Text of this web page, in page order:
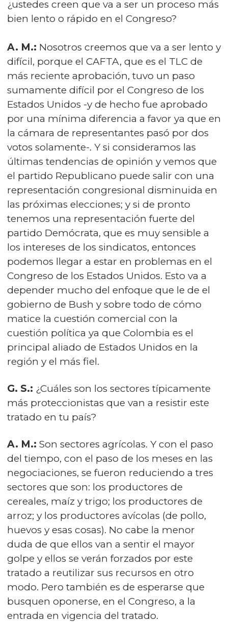
¿ustedes creen que va a ser un proceso más
bien lento o rápido en el Congreso?
A. M.: Nosotros creemos que va a ser lento y
difícil, porque el CAFTA, que es el TLC de
más reciente aprobación, tuvo un paso
sumamente difícil por el Congreso de los
Estados Unidos -y de hecho fue aprobado
por una mínima diferencia a favor ya que en
la cámara de representantes pasó por dos
votos solamente-. Y si consideramos las
últimas tendencias de opinión y vemos que
el partido Republicano puede salir con una
representación congresional disminuida en
las próximas elecciones; y si de pronto
tenemos una representación fuerte del
partido Demócrata, que es muy sensible a
los intereses de los sindicatos, entonces
podemos llegar a estar en problemas en el
Congreso de los Estados Unidos. Esto va a
depender mucho del enfoque que le de el
gobierno de Bush y sobre todo de cómo
matice la cuestión comercial con la
cuestión política ya que Colombia es el
principal aliado de Estados Unidos en la
región y el más fiel.
G. S.: ¿Cuáles son los sectores típicamente
más proteccionistas que van a resistir este
tratado en tu país?
A. M.: Son sectores agrícolas. Y con el paso
del tiempo, con el paso de los meses en las
negociaciones, se fueron reduciendo a tres
sectores que son: los productores de
cereales, maíz y trigo; los productores de
arroz; y los productores avícolas (de pollo,
huevos y esas cosas). No cabe la menor
duda de que ellos van a sentir el mayor
golpe y ellos se verán forzados por este
tratado a reutilizar sus recursos en otro
modo. Pero también es de esperarse que
busquen oponerse, en el Congreso, a la
entrada en vigencia del tratado.